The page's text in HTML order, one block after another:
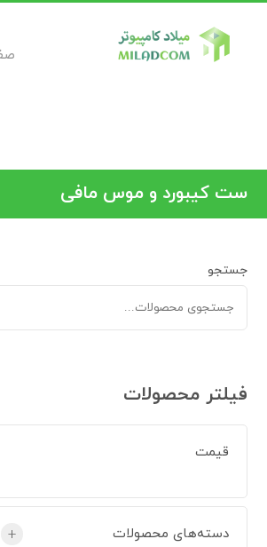
ست کیبورد و موس مافی
جستجو
فیلتر محصولات
قیمت
دسته‌های محصولات +